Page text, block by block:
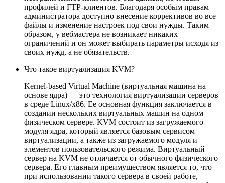
профилей и FTP-клиентов. Благодаря особым правам
администратора доступно внесение коррективов во все
файлы и изменение настроек под свои нужды. Таким
образом, у вебмастера не возникает никаких
ограничений и он может выбирать параметры исходя из
своих нужд, а не обязательств.
Что такое виртуализация KVM?
Kernel-based Virtual Machine (виртуальная машина на
основе ядра) — это технология виртуализации серверов
в среде Linux/x86. Ее основная функция заключается в
создании нескольких виртуальных машин на одном
физическом сервере. KVM состоит из загружаемого
модуля ядра, который является базовым сервисом
виртуализации, а также из загружаемого модуля и
элементов пользовательского режима. Виртуальный
сервер на KVM не отличается от обычного физического
сервера. Его главным преимуществом является то, что
при использовании такого сервера в своей работе,